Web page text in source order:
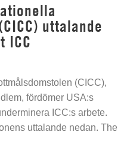
uttalande
ICC
(CICC),
fördömer USA:s
ICC:s arbete.
uttalande nedan. The